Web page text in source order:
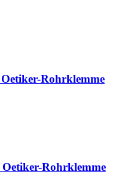
Rohrklemme
Rohrklemme